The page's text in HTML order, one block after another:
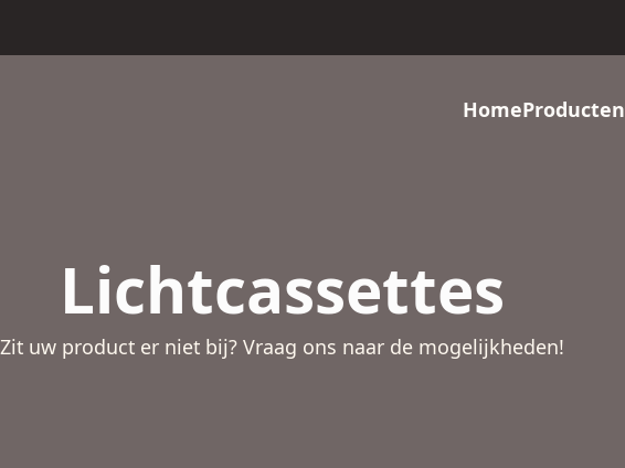
HomeProducten
Lichtcassettes
Zit uw product er niet bij? Vraag ons naar de mogelijkheden!